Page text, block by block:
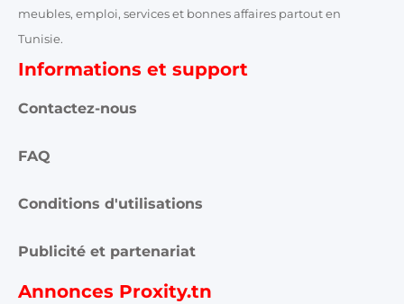
meubles, emploi, services et bonnes affaires partout en
Tunisie.
Informations et support
Contactez-nous
FAQ
Conditions d'utilisations
Publicité et partenariat
Annonces Proxity.tn